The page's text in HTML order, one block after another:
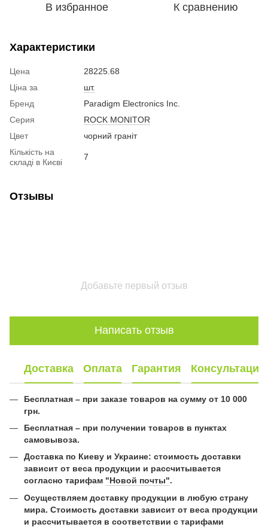
В избранное К сравнению
Характеристики
Цена
28225.68
Ціна за
шт.
Бренд
Paradigm Electronics Inc.
Серия
ROCK MONITOR
Цвет
чорний граніт
Кількість на
складі в Києві
7
Отзывы
Добавьте первый отзыв
Написать отзыв
Доставка Оплата Гарантия Консультация
Бесплатная – при заказе товаров на сумму от 10 000
грн.
Бесплатная – при получении товаров в пунктах
самовывоза.
Доставка по Киеву и Украине: стоимость доставки
зависит от веса продукции и рассчитывается
согласно тарифам "Новой почты".
Осуществляем доставку продукции в любую страну
мира. Стоимость доставки зависит от веса продукции
и рассчитывается в соответствии с тарифами